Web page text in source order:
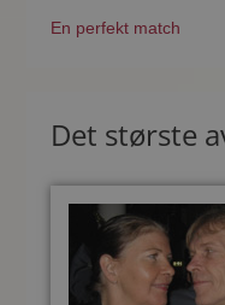
En perfekt match
Det største